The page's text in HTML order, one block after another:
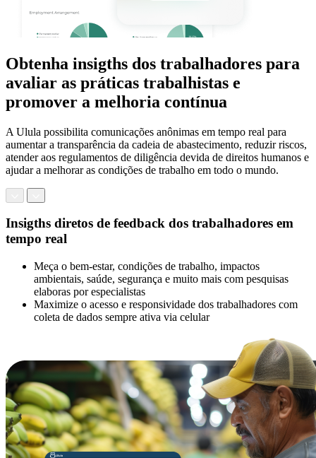
Obtenha insigths dos trabalhadores para
avaliar as práticas trabalhistas e
promover a melhoria contínua
A Ulula possibilita comunicações anônimas em tempo real para
aumentar a transparência da cadeia de abastecimento, reduzir riscos,
atender aos regulamentos de diligência devida de direitos humanos e
ajudar a melhorar as condições de trabalho em todo o mundo.
Insigths diretos de feedback dos trabalhadores em
tempo real
Meça o bem-estar, condições de trabalho, impactos
ambientais, saúde, segurança e muito mais com pesquisas
elaboras por especialistas
Maximize o acesso e responsividade dos trabalhadores com
coleta de dados sempre ativa via celular